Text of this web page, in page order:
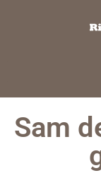
Sam